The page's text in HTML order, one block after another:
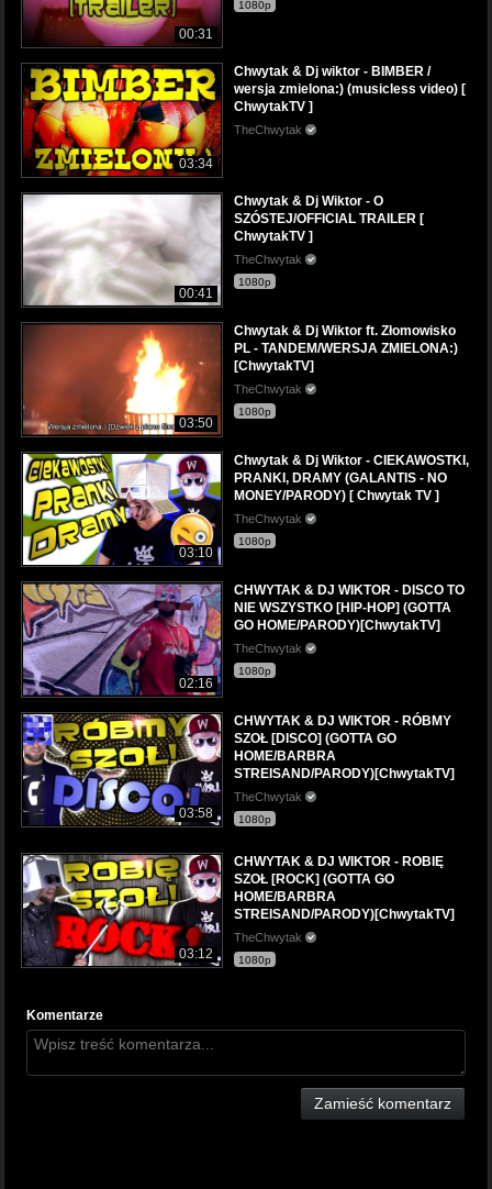
00:31
1080p
03:34
Chwytak & Dj wiktor - BIMBER /
wersja zmielona:) (musicless video) [
ChwytakTV ]
TheChwytak
00:41
Chwytak & Dj Wiktor - O
SZÓSTEJ/OFFICIAL TRAILER [
ChwytakTV ]
TheChwytak
1080p
03:50
Chwytak & Dj Wiktor ft. Złomowisko
PL - TANDEM/WERSJA ZMIELONA:)
[ChwytakTV]
TheChwytak
1080p
03:10
Chwytak & Dj Wiktor - CIEKAWOSTKI,
PRANKI, DRAMY (GALANTIS - NO
MONEY/PARODY) [ Chwytak TV ]
TheChwytak
1080p
02:16
CHWYTAK & DJ WIKTOR - DISCO TO
NIE WSZYSTKO [HIP-HOP] (GOTTA
GO HOME/PARODY)[ChwytakTV]
TheChwytak
1080p
03:58
CHWYTAK & DJ WIKTOR - RÓBMY
SZOŁ [DISCO] (GOTTA GO
HOME/BARBRA
STREISAND/PARODY)[ChwytakTV]
TheChwytak
1080p
03:12
CHWYTAK & DJ WIKTOR - ROBIĘ
SZOŁ [ROCK] (GOTTA GO
HOME/BARBRA
STREISAND/PARODY)[ChwytakTV]
TheChwytak
1080p
Komentarze
Zamieść komentarz